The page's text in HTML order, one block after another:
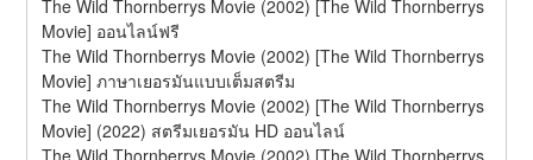
The Wild Thornberrys Movie (2002) [The Wild Thornberrys
Movie] ออนไลน์ฟรี
The Wild Thornberrys Movie (2002) [The Wild Thornberrys
Movie] ภาษาเยอรมันแบบเต็มสตรีม
The Wild Thornberrys Movie (2002) [The Wild Thornberrys
Movie] (2022) สตรีมเยอรมัน HD ออนไลน์
The Wild Thornberrys Movie (2002) [The Wild Thornberrys